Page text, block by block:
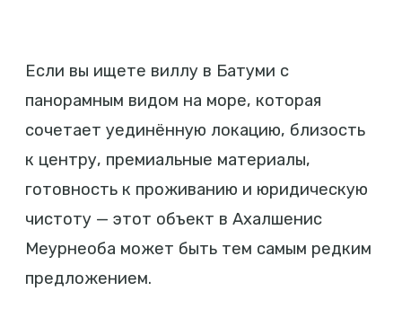
Если вы ищете виллу в Батуми с
панорамным видом на море, которая
сочетает уединённую локацию, близость
к центру, премиальные материалы,
готовность к проживанию и юридическую
чистоту — этот объект в Ахалшенис
Меурнеоба может быть тем самым редким
предложением.